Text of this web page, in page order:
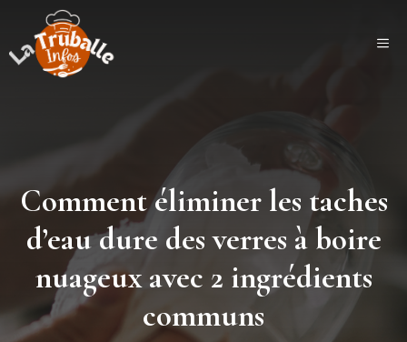
contenu
Comment éliminer les taches
d’eau dure des verres à boire
nuageux avec 2 ingrédients
communs